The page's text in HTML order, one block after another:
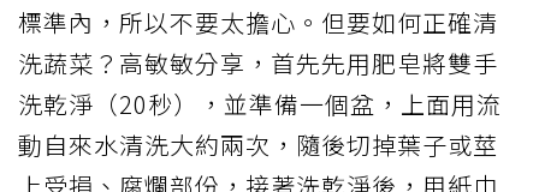
標準內，所以不要太擔心。但要如何正確清
洗蔬菜？高敏敏分享，首先先用肥皂將雙手
洗乾淨（20秒），並準備一個盆，上面用流
動自來水清洗大約兩次，隨後切掉葉子或莖